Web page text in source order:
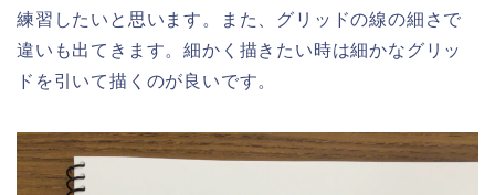
練習したいと思います。また、グリッドの線の細さで
違いも出てきます。細かく描きたい時は細かなグリッ
ドを引いて描くのが良いです。